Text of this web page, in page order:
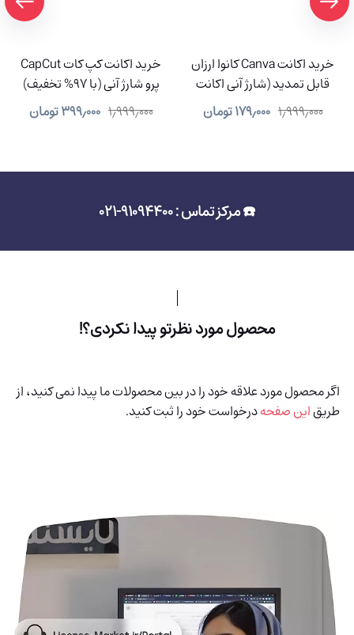
خرید اکانت Canva کانوا ارزان
قابل تمدید (شارژ آنی اکانت
شما) ۱٫۹۹۹٫۰۰۰ ۱۷۹٫۰۰۰تومان
خرید اکانت کپ کات CapCut
پرو شارژ آنی (با 97% تخفیف)
۱٫۹۹۹٫۰۰۰ ۳۹۹٫۰۰۰تومان
☎️ مرکز تماس : 91094400-021
محصول مورد نظرتو پیدا نکردی؟!
اگر محصول مورد علاقه خود را در بین محصولات ما پیدا نمی کنید، از
طریقاین صفحهدرخواست خود را ثبت کنید.